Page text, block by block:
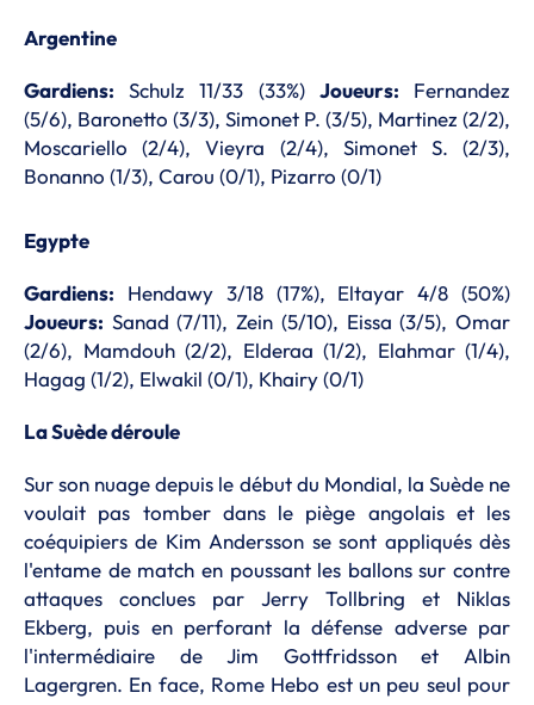
Argentine
Gardiens: Schulz 11/33 (33%) Joueurs: Fernandez
(5/6), Baronetto (3/3), Simonet P. (3/5), Martinez (2/2),
Moscariello (2/4), Vieyra (2/4), Simonet S. (2/3),
Bonanno (1/3), Carou (0/1), Pizarro (0/1)
Egypte
Gardiens: Hendawy 3/18 (17%), Eltayar 4/8 (50%)
Joueurs: Sanad (7/11), Zein (5/10), Eissa (3/5), Omar
(2/6), Mamdouh (2/2), Elderaa (1/2), Elahmar (1/4),
Hagag (1/2), Elwakil (0/1), Khairy (0/1)
La Suède déroule
Sur son nuage depuis le début du Mondial, la Suède ne
voulait pas tomber dans le piège angolais et les
coéquipiers de Kim Andersson se sont appliqués dès
l'entame de match en poussant les ballons sur contre
attaques conclues par Jerry Tollbring et Niklas
Ekberg, puis en perforant la défense adverse par
l'intermédiaire de Jim Gottfridsson et Albin
Lagergren. En face, Rome Hebo est un peu seul pour